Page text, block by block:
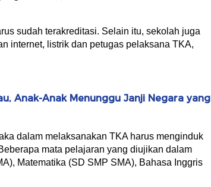
sudah terakreditasi. Selain itu, sekolah juga
internet, listrik dan petugas pelaksana TKA,
Anak-Anak Menunggu Janji Negara yang
dalam melaksanakan TKA harus menginduk
mata pelajaran yang diujikan dalam
Matematika (SD SMP SMA), Bahasa Inggris